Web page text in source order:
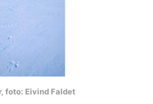
foto: Eivind Faldet